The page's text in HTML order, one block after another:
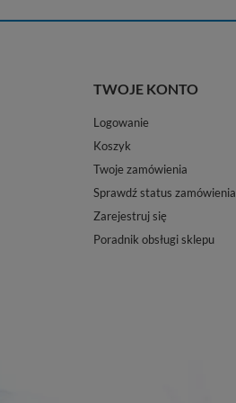
TWOJE KONTO
Logowanie
Koszyk
Twoje zamówienia
Sprawdź status zamówienia
Zarejestruj się
Poradnik obsługi sklepu